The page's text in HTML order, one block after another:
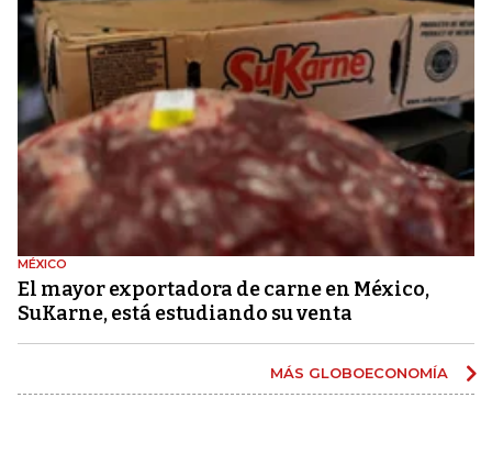
MÉXICO
El mayor exportadora de carne en México,
SuKarne, está estudiando su venta
MÁS GLOBOECONOMÍA